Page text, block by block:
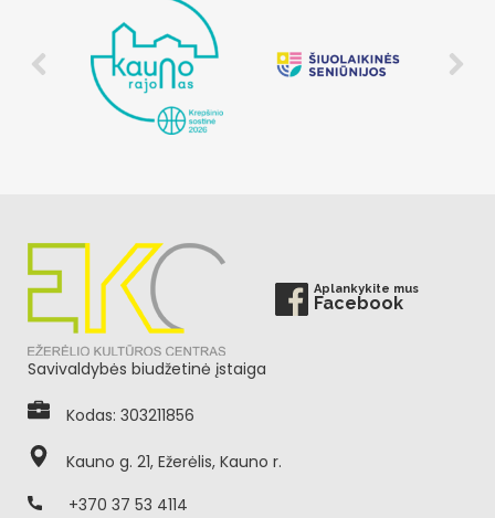
Aplankykite mus
Facebook
Savivaldybės biudžetinė įstaiga
Kodas: 303211856
Kauno g. 21, Ežerėlis, Kauno r.
+370 37 53 4114